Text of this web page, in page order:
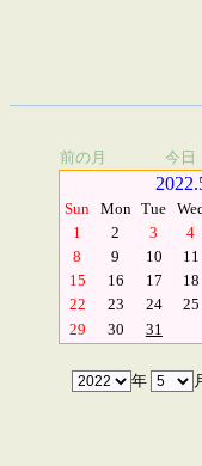
前の月 今日
Sun Mon Tue
1
2 3 4
8
9 10 11
15
16 17 18
22
23 24 25
29
30 31
年